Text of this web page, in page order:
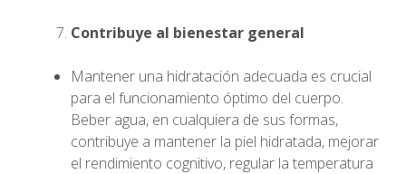
Contribuye al bienestar general
Mantener una hidratación adecuada es crucial
para el funcionamiento óptimo del cuerpo.
Beber agua, en cualquiera de sus formas,
contribuye a mantener la piel hidratada, mejorar
el rendimiento cognitivo, regular la temperatura